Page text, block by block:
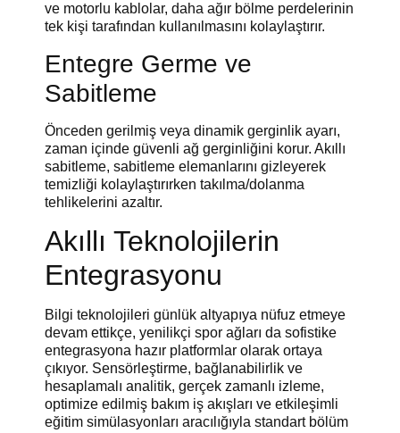
ve motorlu kablolar, daha ağır bölme perdelerinin
tek kişi tarafından kullanılmasını kolaylaştırır.
Entegre Germe ve
Sabitleme
Önceden gerilmiş veya dinamik gerginlik ayarı,
zaman içinde güvenli ağ gerginliğini korur. Akıllı
sabitleme, sabitleme elemanlarını gizleyerek
temizliği kolaylaştırırken takılma/dolanma
tehlikelerini azaltır.
Akıllı Teknolojilerin
Entegrasyonu
Bilgi teknolojileri günlük altyapıya nüfuz etmeye
devam ettikçe, yenilikçi spor ağları da sofistike
entegrasyona hazır platformlar olarak ortaya
çıkıyor. Sensörleştirme, bağlanabilirlik ve
hesaplamalı analitik, gerçek zamanlı izleme,
optimize edilmiş bakım iş akışları ve etkileşimli
eğitim simülasyonları aracılığıyla standart bölüm